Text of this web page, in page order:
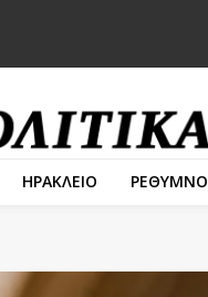
ΗΡΑΚΛΕΙΟ ΡΕΘΥΜΝΟ